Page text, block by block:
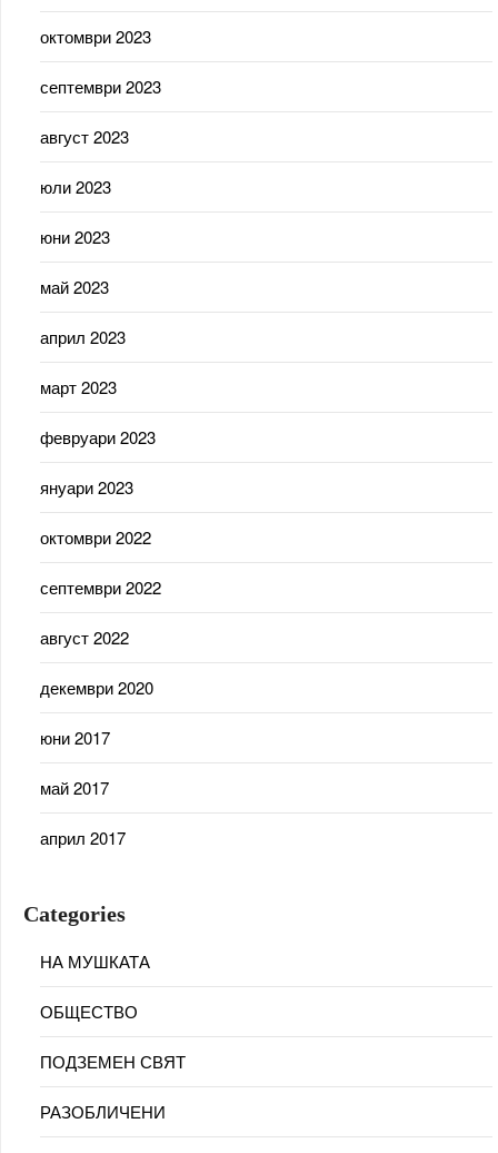
октомври 2023
септември 2023
август 2023
юли 2023
юни 2023
май 2023
април 2023
март 2023
февруари 2023
януари 2023
октомври 2022
септември 2022
август 2022
декември 2020
юни 2017
май 2017
април 2017
Categories
НА МУШКАТА
ОБЩЕСТВО
ПОДЗЕМЕН СВЯТ
РАЗОБЛИЧЕНИ